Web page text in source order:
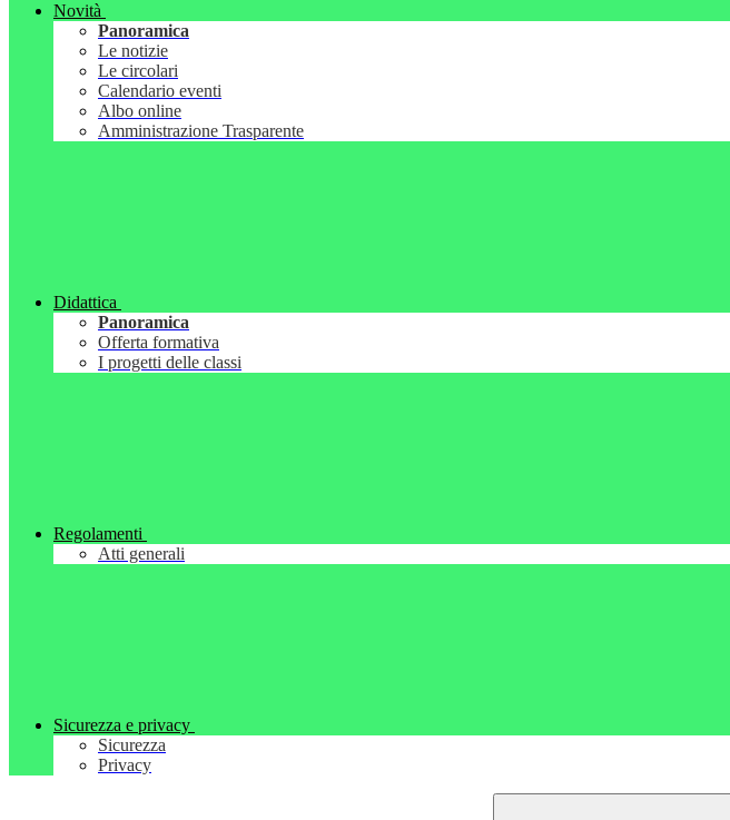
Novità
Panoramica
Le notizie
Le circolari
Calendario eventi
Albo online
Amministrazione Trasparente
Didattica
Panoramica
Offerta formativa
I progetti delle classi
Regolamenti
Atti generali
Sicurezza e privacy
Sicurezza
Privacy